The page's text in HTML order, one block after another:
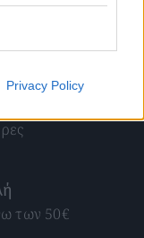
Privacy Policy
των 50€